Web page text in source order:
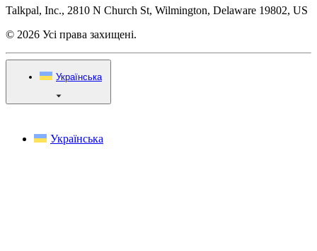
Talkpal, Inc., 2810 N Church St, Wilmington, Delaware 19802, US
© 2026 Усі права захищені.
Українська
Українська